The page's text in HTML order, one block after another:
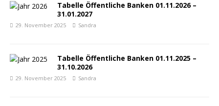
Tabelle Öffentliche Banken 01.11.2026 –
31.01.2027
29. November 2025 Sandra
Tabelle Öffentliche Banken 01.11.2025 –
31.10.2026
29. November 2025 Sandra